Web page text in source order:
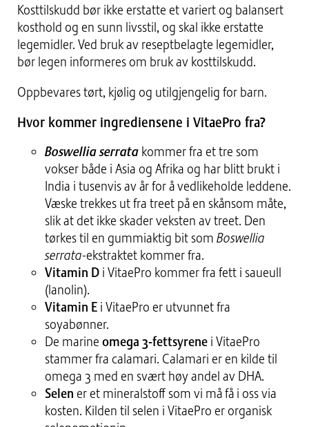
Kosttilskudd bør ikke erstatte et variert og balansert
kosthold og en sunn livsstil, og skal ikke erstatte
legemidler. Ved bruk av reseptbelagte legemidler,
bør legen informeres om bruk av kosttilskudd.
Oppbevares tørt, kjølig og utilgjengelig for barn.
Hvor kommer ingrediensene i VitaePro fra?
Boswellia serrata kommer fra et tre som
vokser både i Asia og Afrika og har blitt brukt i
India i tusenvis av år for å vedlikeholde leddene.
Væske trekkes ut fra treet på en skånsom måte,
slik at det ikke skader veksten av treet. Den
tørkes til en gummiaktig bit som Boswellia
serrata-ekstraktet kommer fra.
Vitamin D i VitaePro kommer fra fett i saueull
(lanolin).
Vitamin E i VitaePro er utvunnet fra
soyabønner.
De marine omega 3-fettsyrene i VitaePro
stammer fra calamari. Calamari er en kilde til
omega 3 med en svært høy andel av DHA.
Selen er et mineralstoff som vi må få i oss via
kosten. Kilden til selen i VitaePro er organisk